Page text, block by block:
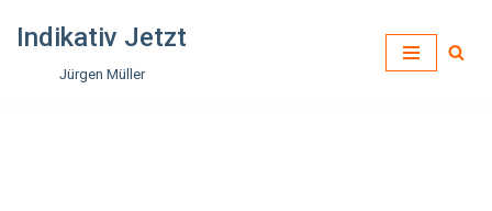
Indikativ Jetzt
Jürgen Müller